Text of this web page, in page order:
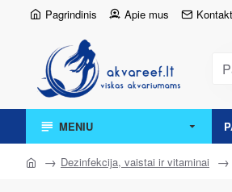
Pagrindinis Apie mus
MENIU
Dezinfekcija, vaistai ir vitaminai